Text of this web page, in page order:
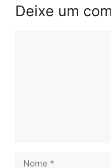
Deixe um